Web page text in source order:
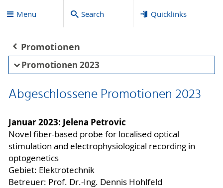
Menu Search Quicklinks
Promotionen
Promotionen 2023
Abgeschlossene Promotionen 2023
Januar 2023: Jelena Petrovic
Novel fiber-based probe for localised optical
stimulation and electrophysiological recording in
optogenetics
Gebiet: Elektrotechnik
Betreuer: Prof. Dr.-Ing. Dennis Hohlfeld